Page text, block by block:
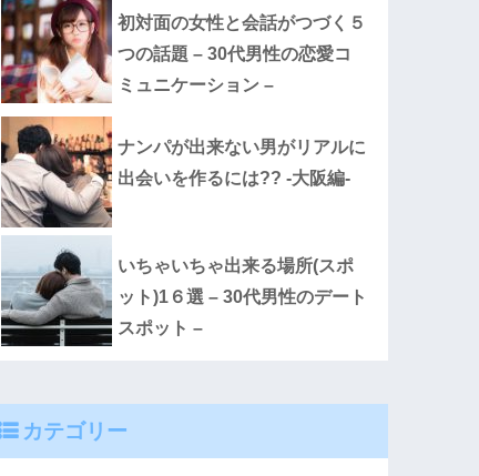
初対面の女性と会話がつづく５
つの話題 – 30代男性の恋愛コ
ミュニケーション –
ナンパが出来ない男がリアルに
出会いを作るには?? -大阪編-
いちゃいちゃ出来る場所(スポ
ット)1６選 – 30代男性のデート
スポット –
カテゴリー